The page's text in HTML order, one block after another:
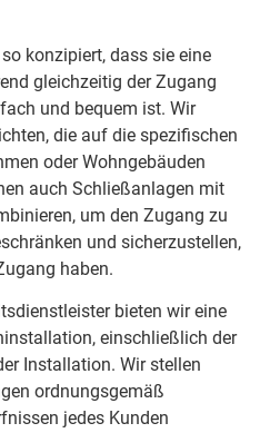
konzipiert, dass sie eine
gleichzeitig der Zugang
und bequem ist. Wir
die auf die spezifischen
oder Wohngebäuden
auch Schließanlagen mit
um den Zugang zu
und sicherzustellen,
haben.
bieten wir eine
einschließlich der
Installation. Wir stellen
ordnungsgemäß
jedes Kunden